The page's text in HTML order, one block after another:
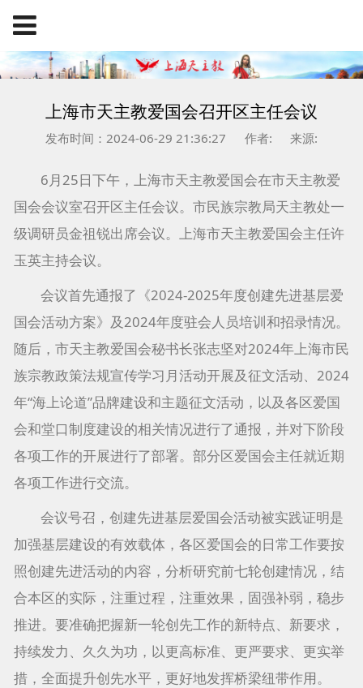
上海市天主教爱国会召开区主任会议
发布时间：2024-06-29 21:36:27 作者: 来源:
6月25日下午，上海市天主教爱国会在市天主教爱
国会会议室召开区主任会议。市民族宗教局天主教处一
级调研员金祖锐出席会议。上海市天主教爱国会主任许
玉英主持会议。
会议首先通报了《2024-2025年度创建先进基层爱
国会活动方案》及2024年度驻会人员培训和招录情况。
随后，市天主教爱国会秘书长张志坚对2024年上海市民
族宗教政策法规宣传学习月活动开展及征文活动、2024
年“海上论道”品牌建设和主题征文活动，以及各区爱国
会和堂口制度建设的相关情况进行了通报，并对下阶段
各项工作的开展进行了部署。部分区爱国会主任就近期
各项工作进行交流。
会议号召，创建先进基层爱国会活动被实践证明是
加强基层建设的有效载体，各区爱国会的日常工作要按
照创建先进活动的内容，分析研究前七轮创建情况，结
合本区的实际，注重过程，注重效果，固强补弱，稳步
推进。要准确把握新一轮创先工作的新特点、新要求，
持续发力、久久为功，以更高标准、更严要求、更实举
措，全面提升创先水平，更好地发挥桥梁纽带作用。